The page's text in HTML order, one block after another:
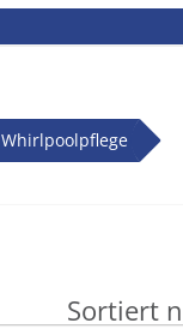
Whirlpoolpflege
Sortiert